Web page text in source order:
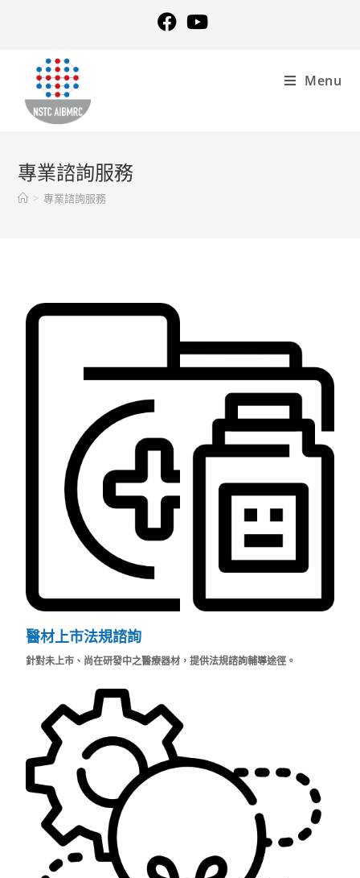
Menu
專業諮詢服務
> 專業諮詢服務
醫材上市法規諮詢
針對未上市、尚在研發中之醫療器材，提供法規諮詢輔導途徑。